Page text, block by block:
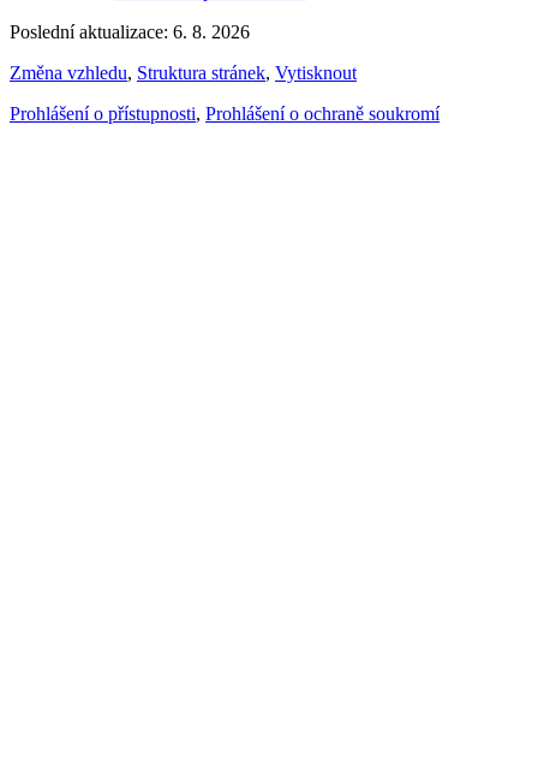
Poslední aktualizace: 6. 8. 2026
Změna vzhledu, Struktura stránek, Vytisknout
Prohlášení o přístupnosti, Prohlášení o ochraně soukromí